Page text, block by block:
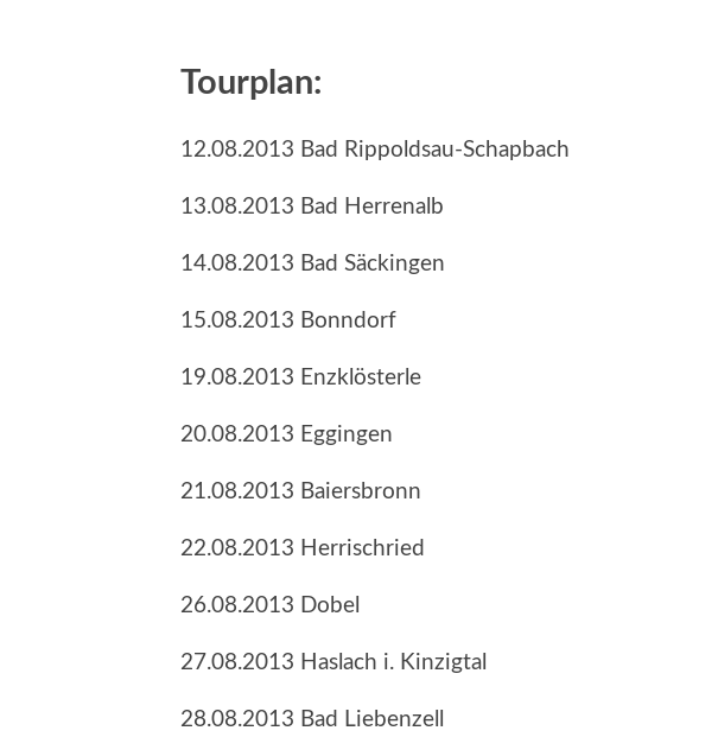
Tourplan:
12.08.2013 Bad Rippoldsau-Schapbach
13.08.2013 Bad Herrenalb
14.08.2013 Bad Säckingen
15.08.2013 Bonndorf
19.08.2013 Enzklösterle
20.08.2013 Eggingen
21.08.2013 Baiersbronn
22.08.2013 Herrischried
26.08.2013 Dobel
27.08.2013 Haslach i. Kinzigtal
28.08.2013 Bad Liebenzell